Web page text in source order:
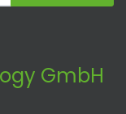
GmbH